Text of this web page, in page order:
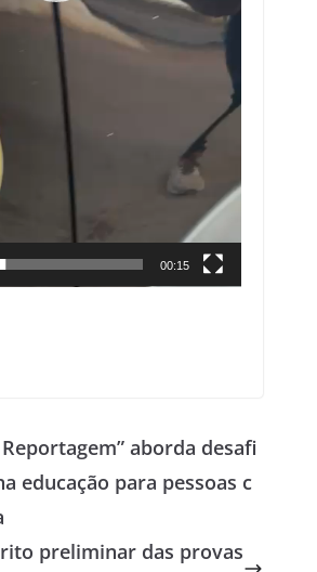
00:15
aborda desafi
educação para pessoas c
preliminar das provas